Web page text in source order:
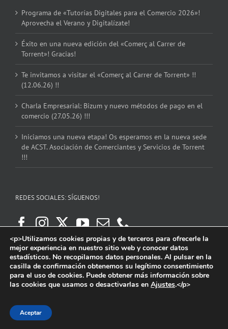
Programa de «Tutorías Digitales para el Comercio 2026»!
Aprovecha el Verano y Digitalízate!
Éxito en una nueva edición del «Comerç al Carrer de
Torrent»! Gracias!
Te invitamos a visitar el «Comerç al Carrer de Torrent» !!
(12.06.26) !!
Charla Empresarial: Bizum y nuevo métodos de pago en el
comercio (27.05.26) !!!
Iniciamos una nueva etapa! Os esperamos en la nueva sede
de ACST. Asociación de Comerciantes y Servicios de Torrent
!!!
REDES SOCIALES: SÍGUENOS!
<p>Utilizamos cookies propias y de terceros para ofrecerle la
mejor experiencia en nuestro sitio web y conocer datos
estadísticos. No recopilamos datos personales. Al pulsar en la
casilla de confirmación obtenemos su legítimo consentimiento
para el uso de cookies. Puede obtener más información sobre
las cookies que usamos o desactivarlas en Ajustes.</p>
Aceptar